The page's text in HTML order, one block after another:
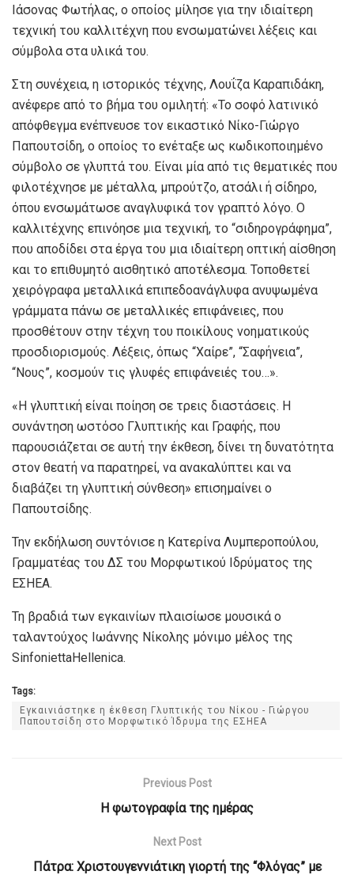
Ιάσονας Φωτήλας, ο οποίος μίλησε για την ιδιαίτερη
τεχνική του καλλιτέχνη που ενσωματώνει λέξεις και
σύμβολα στα υλικά του.
Στη συνέχεια, η ιστορικός τέχνης, Λουΐζα Καραπιδάκη,
ανέφερε από το βήμα του ομιλητή: «Το σοφό λατινικό
απόφθεγμα ενέπνευσε τον εικαστικό Νίκο-Γιώργο
Παπουτσίδη, ο οποίος το ενέταξε ως κωδικοποιημένο
σύμβολο σε γλυπτά του. Είναι μία από τις θεματικές που
φιλοτέχνησε με μέταλλα, μπρούτζο, ατσάλι ή σίδηρο,
όπου ενσωμάτωσε αναγλυφικά τον γραπτό λόγο. Ο
καλλιτέχνης επινόησε μια τεχνική, το “σιδηρογράφημα”,
που αποδίδει στα έργα του μια ιδιαίτερη οπτική αίσθηση
και το επιθυμητό αισθητικό αποτέλεσμα. Τοποθετεί
χειρόγραφα μεταλλικά επιπεδοανάγλυφα ανυψωμένα
γράμματα πάνω σε μεταλλικές επιφάνειες, που
προσθέτουν στην τέχνη του ποικίλους νοηματικούς
προσδιορισμούς. Λέξεις, όπως “Χαίρε”, “Σαφήνεια”,
“Νους”, κοσμούν τις γλυφές επιφάνειές του…».
«Η γλυπτική είναι ποίηση σε τρεις διαστάσεις. Η
συνάντηση ωστόσο Γλυπτικής και Γραφής, που
παρουσιάζεται σε αυτή την έκθεση, δίνει τη δυνατότητα
στον θεατή να παρατηρεί, να ανακαλύπτει και να
διαβάζει τη γλυπτική σύνθεση» επισημαίνει ο
Παπουτσίδης.
Την εκδήλωση συντόνισε η Κατερίνα Λυμπεροπούλου,
Γραμματέας του ΔΣ του Μορφωτικού Ιδρύματος της
ΕΣΗΕΑ.
Τη βραδιά των εγκαινίων πλαισίωσε μουσικά ο
ταλαντούχος Ιωάννης Νίκολης μόνιμο μέλος της
SinfoniettaHellenica.
Tags:
Εγκαινιάστηκε η έκθεση Γλυπτικής του Νίκου - Γιώργου
Παπουτσίδη στο Μορφωτικό Ίδρυμα της ΕΣΗΕΑ
Previous Post
Η φωτογραφία της ημέρας
Next Post
Πάτρα: Χριστουγεννιάτικη γιορτή της “Φλόγας” με